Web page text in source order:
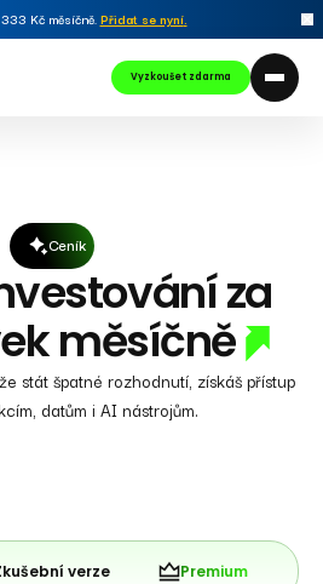
Kč měsíčně. Přidat se nyní.
Vyzkoušet zdarma
Ceník
za
měsíčně
stát špatné rozhodnutí, získáš přístup
datům i AI nástrojům.
verze Premium